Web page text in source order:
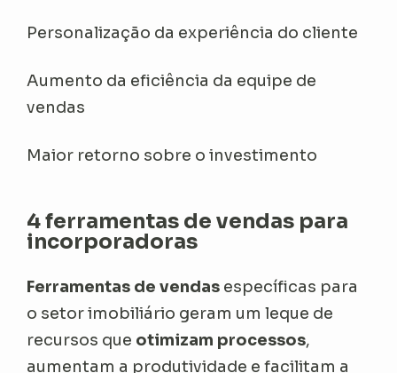
Personalização da experiência do cliente
Aumento da eficiência da equipe de
vendas
Maior retorno sobre o investimento
4 ferramentas de vendas para
incorporadoras
Ferramentas de vendas específicas para
o setor imobiliário geram um leque de
recursos que otimizam processos,
aumentam a produtividade e facilitam a